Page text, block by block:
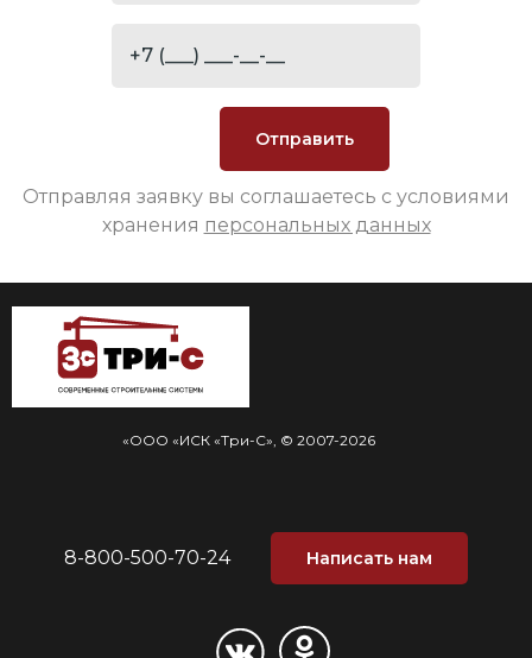
Отправляя заявку вы соглашаетесь с условиями
хранения персональных данных
«ООО «ИСК «Три-С», © 2007-2026
8-800-500-70-24 Написать нам